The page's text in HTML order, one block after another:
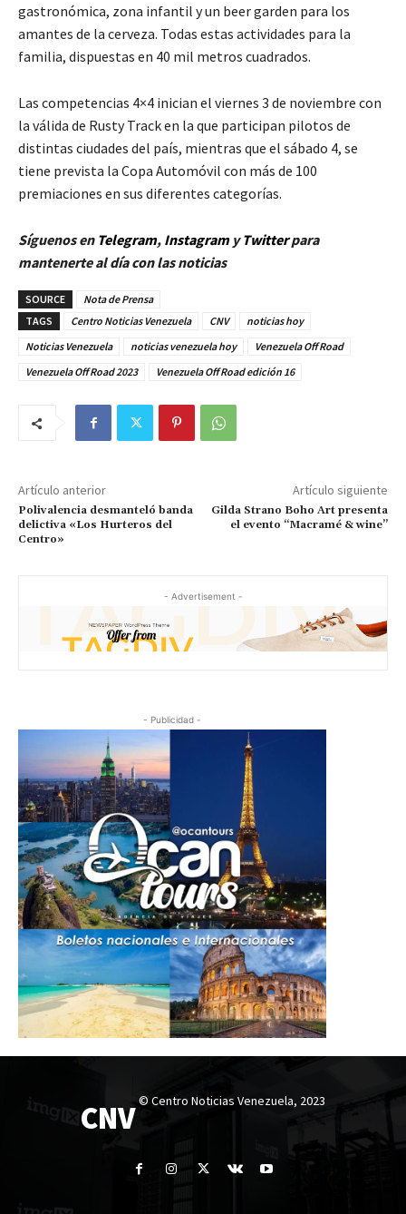
gastronómica, zona infantil y un beer garden para los
amantes de la cerveza. Todas estas actividades para la
familia, dispuestas en 40 mil metros cuadrados.
Las competencias 4×4 inician el viernes 3 de noviembre con
la válida de Rusty Track en la que participan pilotos de
distintas ciudades del país, mientras que el sábado 4, se
tiene prevista la Copa Automóvil con más de 100
premiaciones en sus diferentes categorías.
Síguenos en Telegram, InstagramyTwitterpara
mantenerte al día con las noticias
SOURCE
Nota de Prensa
TAGS
Centro Noticias Venezuela CNV
noticias hoy
Noticias Venezuela
noticias venezuela hoy
Venezuela Off Road
Venezuela Off Road 2023
Venezuela Off Road edición 16
Artículo anterior
Polivalencia desmanteló banda
delictiva «Los Hurteros del
Centro»
Artículo siguiente
Gilda Strano Boho Art presenta
el evento “Macramé & wine”
- Advertisement -
- Publicidad -
CNV © Centro Noticias Venezuela, 2023